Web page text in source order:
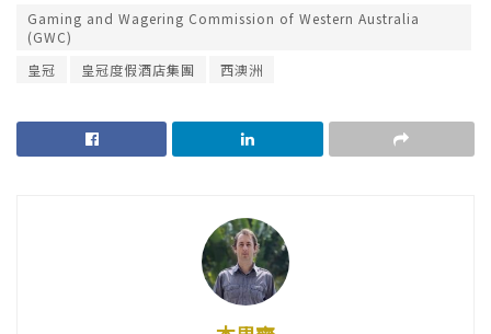
Gaming and Wagering Commission of Western Australia
(GWC)
皇冠
皇冠度假酒店集團 西澳洲